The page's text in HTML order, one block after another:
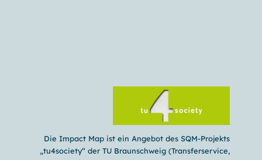
Die Impact Map ist ein Angebot des SQM-Projekts
„tu4society“ der TU Braunschweig (Transferservice,